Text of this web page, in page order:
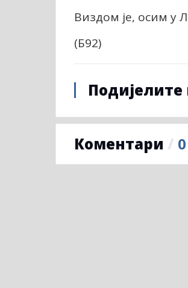
Виздом је, осим у
(Б92)
Подијелите
Коментари / 0